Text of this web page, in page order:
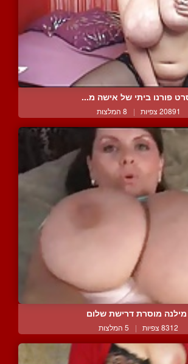
פורנו ביתי של אישה מ...
20891 צפיות | 8 המלצות
מילנה מוסרת דרישת שלום
8312 צפיות | 5 המלצות